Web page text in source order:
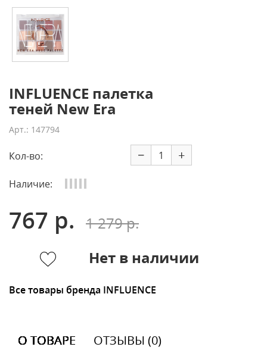
INFLUENCE палетка
теней New Era
Арт.: 147794
Кол-во: − +
Наличие:
767 р.
1 279 р.
Нет в наличии
Все товары бренда INFLUENCE
О ТОВАРЕ ОТЗЫВЫ (0)